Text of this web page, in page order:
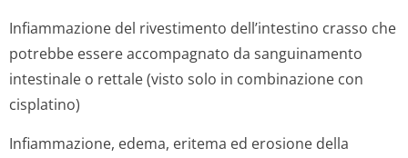
Infiammazione del rivestimento dell’intestino crasso che
potrebbe essere accompagnato da sanguinamento
intestinale o rettale (visto solo in combinazione con
cisplatino)
Infiammazione, edema, eritema ed erosione della